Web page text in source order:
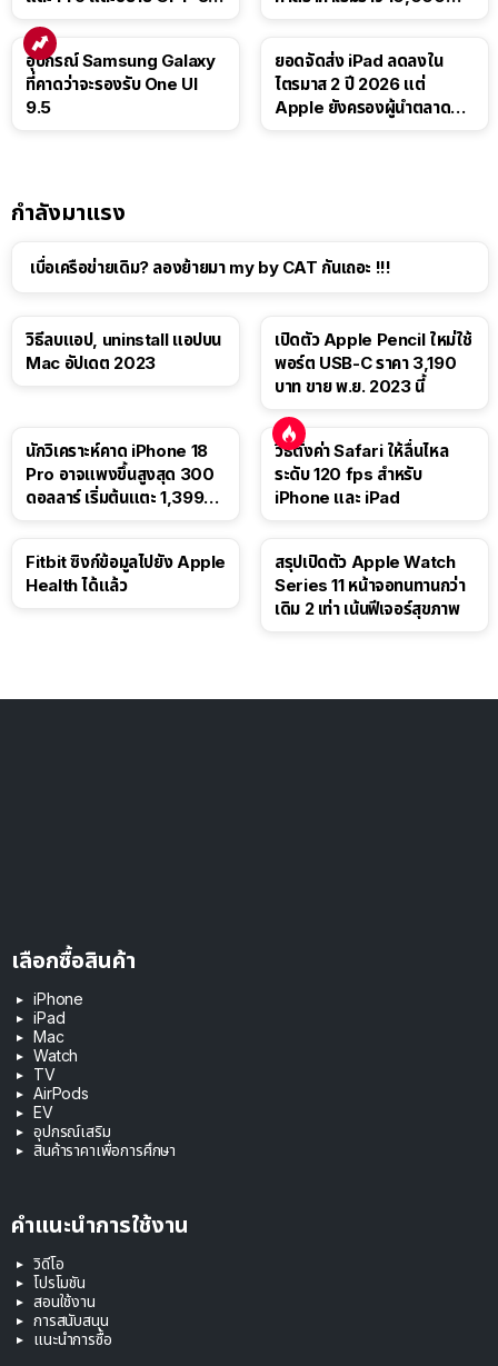
อุปกรณ์ Samsung Galaxy
ที่คาดว่าจะรองรับ One UI
9.5
ยอดจัดส่ง iPad ลดลงใน
ไตรมาส 2 ปี 2026 แต่
Apple ยังครองผู้นำตลาด
กำลังมาแรง
เบื่อเครือข่ายเดิม? ลองย้ายมา my by CAT กันเถอะ !!!
วิธีลบแอป, uninstall แอปบน
Mac อัปเดต 2023
เปิดตัว Apple Pencil ใหม่ใช้
พอร์ต USB-C ราคา 3,190
บาท ขาย พ.ย. 2023 นี้
นักวิเคราะห์คาด iPhone 18
Pro อาจแพงขึ้นสูงสุด 300
ดอลลาร์ เริ่มต้นแตะ 1,399
วิธีตั้งค่า Safari ให้ลื่นไหล
ระดับ 120 fps สำหรับ
iPhone และ iPad
Fitbit ซิงก์ข้อมูลไปยัง Apple
Health ได้แล้ว
สรุปเปิดตัว Apple Watch
Series 11 หน้าจอทนทานกว่า
เดิม 2 เท่า เน้นฟีเจอร์สุขภาพ
เลือกซื้อสินค้า
iPhone
iPad
Mac
Watch
TV
AirPods
EV
อุปกรณ์เสริม
สินค้าราคาเพื่อการศึกษา
คำแนะนำการใช้งาน
วิดีโอ
โปรโมชัน
สอนใช้งาน
การสนับสนุน
แนะนำการซื้อ